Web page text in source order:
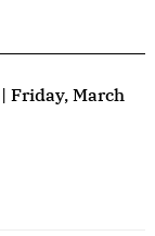
Friday, March